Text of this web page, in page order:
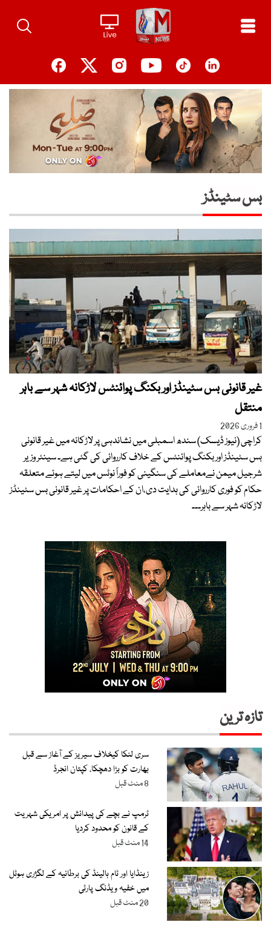
content
بس سٹینڈز
غیر قانونی بس سٹینڈز اور بکنگ پوائنٹس لاڑکانہ شہر سے باہر
منتقل
1 فروری 2026
کراچی (نیوز ڈیسک) سندھ اسمبلی میں نشاندہی پر لاڑکانہ میں غیر قانونی
بس سٹینڈز اور بکنگ پوائنٹس کے خلاف کارروائی کی گئی ہے۔ سینئر وزیر
شرجیل ميمن نےمعاملے کی سنگینی کو فوراً نوٹس میں لیتے ہوئے متعلقہ
حکام کو فوری کارروائی کی ہدایت دی،ان کے احکامات پر غیر قانونی بس سٹینڈز
لاڑکانہ شہر سے باہر۔۔۔
تازہ ترین
سری لنکا کیخلاف سیریز کے آغاز سے قبل
بھارت کو بڑا دھچکا، کپتان انجرڈ
8 منٹ قبل
ٹرمپ نے بچے کی پیدائش پر امریکی شہریت
کے قانون کو محدود کردیا
14 منٹ قبل
زینڈایا اور ٹام ہالینڈ کی برطانیہ کے لگژری ہوٹل
میں خفیہ ویڈنگ پارٹی
20 منٹ قبل